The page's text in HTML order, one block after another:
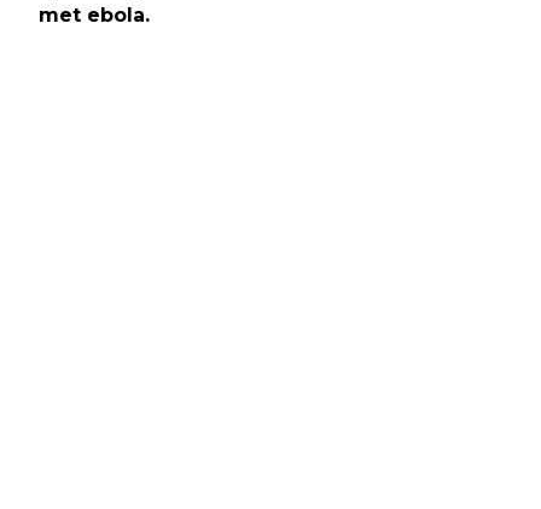
met ebola.